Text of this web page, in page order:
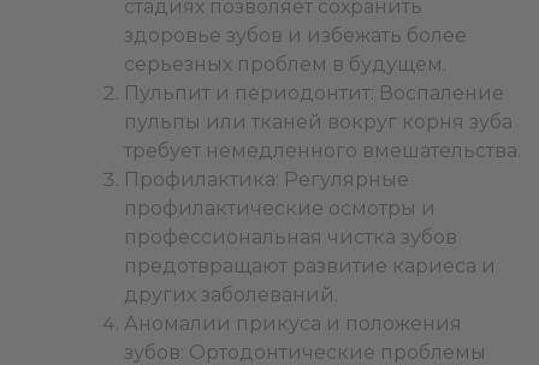
стадиях позволяет сохранить
здоровье зубов и избежать более
серьезных проблем в будущем.
Пульпит и периодонтит: Воспаление
пульпы или тканей вокруг корня зуба
требует немедленного вмешательства.
Профилактика: Регулярные
профилактические осмотры и
профессиональная чистка зубов
предотвращают развитие кариеса и
других заболеваний.
Аномалии прикуса и положения
зубов: Ортодонтические проблемы